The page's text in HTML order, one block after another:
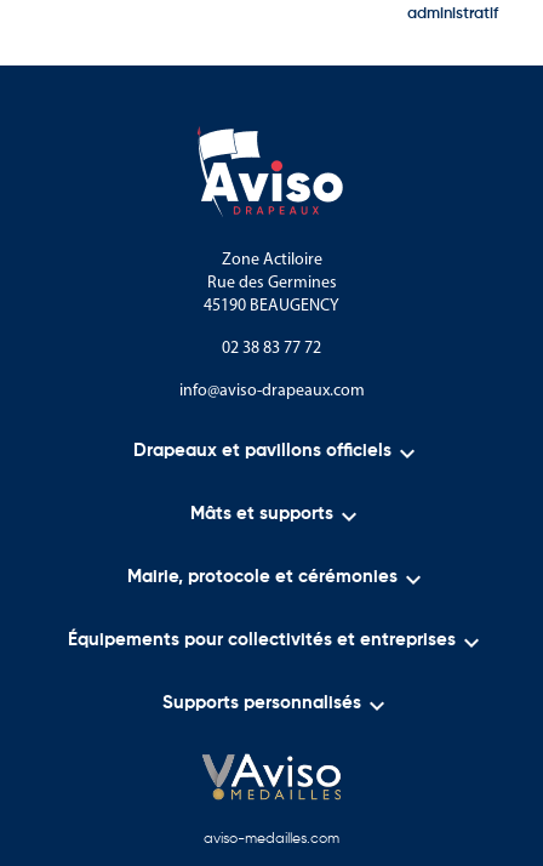
administratif
Zone Actiloire
Rue des Germines
45190 BEAUGENCY
02 38 83 77 72
info@aviso-drapeaux.com
Drapeaux et pavillons officiels 
Mâts et supports 
Mairie, protocole et cérémonies 
Équipements pour collectivités et entreprises 
Supports personnalisés 
aviso-medailles.com